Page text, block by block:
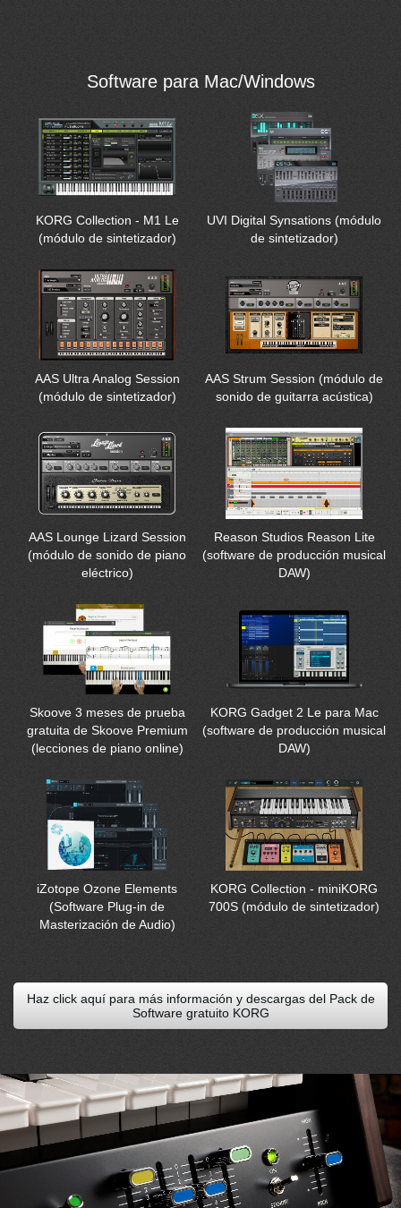
Software para Mac/Windows
KORG Collection - M1 Le
(módulo de sintetizador)
UVI Digital Synsations (módulo
de sintetizador)
AAS Ultra Analog Session
(módulo de sintetizador)
AAS Strum Session (módulo de
sonido de guitarra acústica)
AAS Lounge Lizard Session
(módulo de sonido de piano
eléctrico)
Reason Studios Reason Lite
(software de producción musical
DAW)
Skoove 3 meses de prueba
gratuita de Skoove Premium
(lecciones de piano online)
KORG Gadget 2 Le para Mac
(software de producción musical
DAW)
iZotope Ozone Elements
(Software Plug-in de
Masterización de Audio)
KORG Collection - miniKORG
700S (módulo de sintetizador)
Haz click aquí para más información y descargas del Pack de
Software gratuito KORG